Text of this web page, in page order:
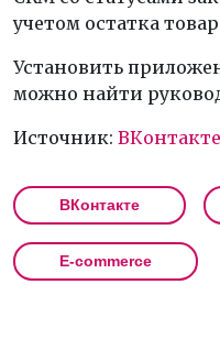
учетом остатка
Установить
можно найти
Источник: ВКонтакте
ВКонтакте
E-commerce